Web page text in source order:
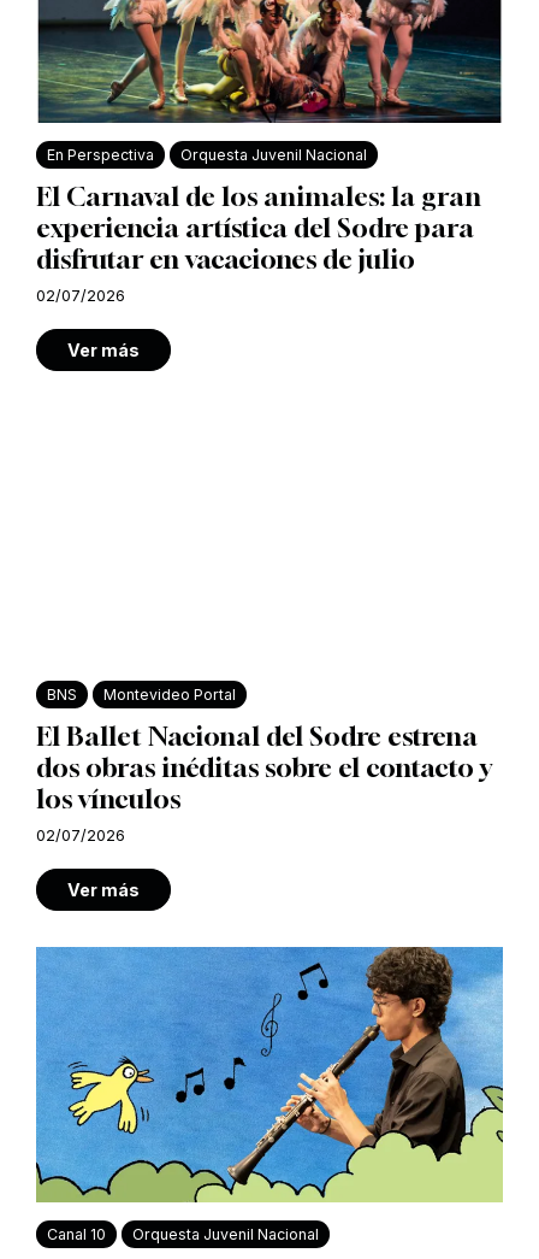
En Perspectiva Orquesta Juvenil Nacional
El Carnaval de los animales: la gran
experiencia artística del Sodre para
disfrutar en vacaciones de julio
02/07/2026
Ver más
BNS Montevideo Portal
El Ballet Nacional del Sodre estrena
dos obras inéditas sobre el contacto y
los vínculos
02/07/2026
Ver más
Canal 10 Orquesta Juvenil Nacional